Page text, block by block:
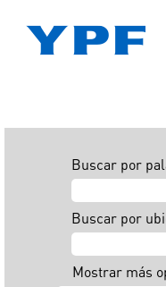
Buscar por
Buscar por
Mostrar más